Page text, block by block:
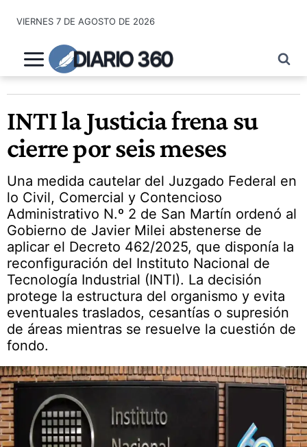
contenido
VIERNES 7 DE AGOSTO DE 2026
DIARIO 360
INTI la Justicia frena su
cierre por seis meses
Una medida cautelar del Juzgado Federal en
lo Civil, Comercial y Contencioso
Administrativo N.º 2 de San Martín ordenó al
Gobierno de Javier Milei abstenerse de
aplicar el Decreto 462/2025, que disponía la
reconfiguración del Instituto Nacional de
Tecnología Industrial (INTI). La decisión
protege la estructura del organismo y evita
eventuales traslados, cesantías o supresión
de áreas mientras se resuelve la cuestión de
fondo.